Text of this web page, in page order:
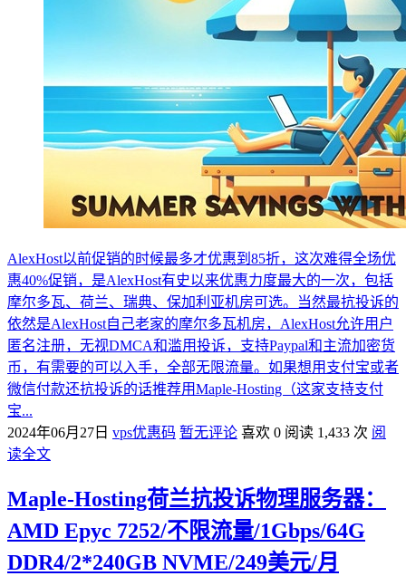
AlexHost以前促销的时候最多才优惠到85折，这次难得全场优
惠40%促销，是AlexHost有史以来优惠力度最大的一次，包括
摩尔多瓦、荷兰、瑞典、保加利亚机房可选。当然最抗投诉的
依然是AlexHost自己老家的摩尔多瓦机房，AlexHost允许用户
匿名注册，无视DMCA和滥用投诉，支持Paypal和主流加密货
币，有需要的可以入手，全部无限流量。如果想用支付宝或者
微信付款还抗投诉的话推荐用Maple-Hosting（这家支持支付
宝...
2024年06月27日 vps优惠码 暂无评论 喜欢 0 阅读 1,433 次 阅
读全文
Maple-Hosting荷兰抗投诉物理服务器：
AMD Epyc 7252/不限流量/1Gbps/64G
DDR4/2*240GB NVME/249美元/月